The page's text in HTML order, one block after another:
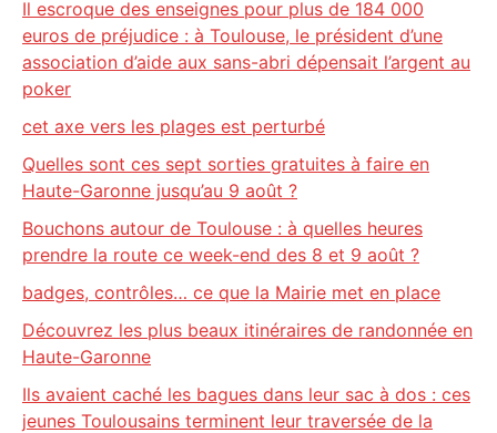
Il escroque des enseignes pour plus de 184 000
euros de préjudice : à Toulouse, le président d’une
association d’aide aux sans-abri dépensait l’argent au
poker
cet axe vers les plages est perturbé
Quelles sont ces sept sorties gratuites à faire en
Haute-Garonne jusqu’au 9 août ?
Bouchons autour de Toulouse : à quelles heures
prendre la route ce week-end des 8 et 9 août ?
badges, contrôles… ce que la Mairie met en place
Découvrez les plus beaux itinéraires de randonnée en
Haute-Garonne
Ils avaient caché les bagues dans leur sac à dos : ces
jeunes Toulousains terminent leur traversée de la